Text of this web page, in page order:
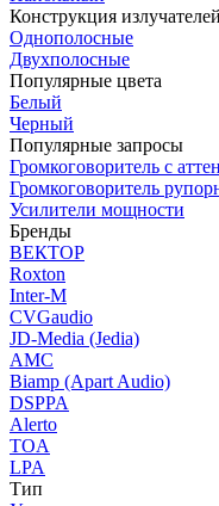
Конструкция излучателей
Однополосные
Двухполосные
Популярные цвета
Белый
Черный
Популярные запросы
Громкоговоритель с
Громкоговоритель
Усилители мощности
Бренды
ВЕКТОР
Roxton
Inter-M
CVGaudio
JD-Media (Jedia)
AMC
Biamp (Apart Audio)
DSPPA
Alerto
TOA
LPA
Тип